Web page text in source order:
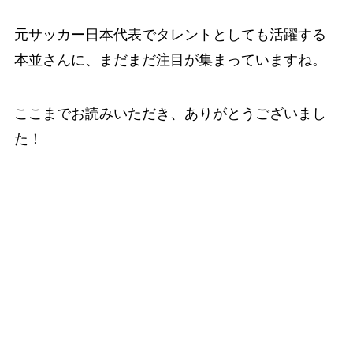
元サッカー日本代表でタレントとしても活躍する
本並さんに、まだまだ注目が集まっていますね。
ここまでお読みいただき、ありがとうございまし
た！